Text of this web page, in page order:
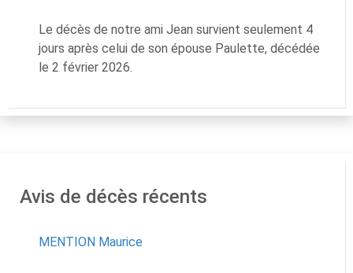
Le décès de notre ami Jean survient seulement 4
jours après celui de son épouse Paulette, décédée
le 2 février 2026.
Avis de décès récents
MENTION Maurice